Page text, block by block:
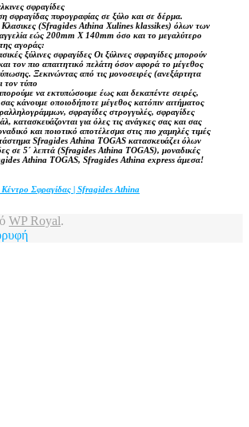
σφραγίδες
σφραγίδας πυρογραφίας σε ξύλο και σε δέρμα.
Κλασικες (Sfragides Athina Xulines klassikes) όλων των
εώς 200mm X 140mm όσο και το μεγαλύτερο
αγοράς:
ξύλινες σφραγίδες Οι ξύλινες σφραγίδες μπορούν
τον πιο απαιτητικό πελάτη όσον αφορά το μέγεθος
Ξεκινώντας από τις μονοσειρές (ανεξάρτητα
τον τύπο
να εκτυπώσουμε έως και δεκαπέντε σειρές,
κάνουμε οποιοδήποτε μέγεθος κατόπιν αιτήματος
σφραγίδες στρογγυλές, σφραγίδες
κατασκευάζονται για όλες τις ανάγκες σας και σας
και ποιοτικό αποτέλεσμα στις πιο χαμηλές τιμές
Sfragides Athina TOGAS κατασκευάζει όλων
σε 5΄ λεπτά (Sfragides Athina TOGAS), μοναδικές
Athina TOGAS, Sfragides Athina express άμεσα!
Σφραγίδας | Sfragides Athina
WP Royal.